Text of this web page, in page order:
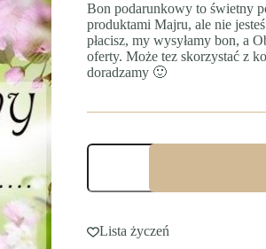
Bon podarunkowy to świetny
produktami Majru, ale nie
płacisz, my wysyłamy bon, a
oferty. Może tez skorzystać z
doradzamy 🙂
ilość
500
Lista życzeń